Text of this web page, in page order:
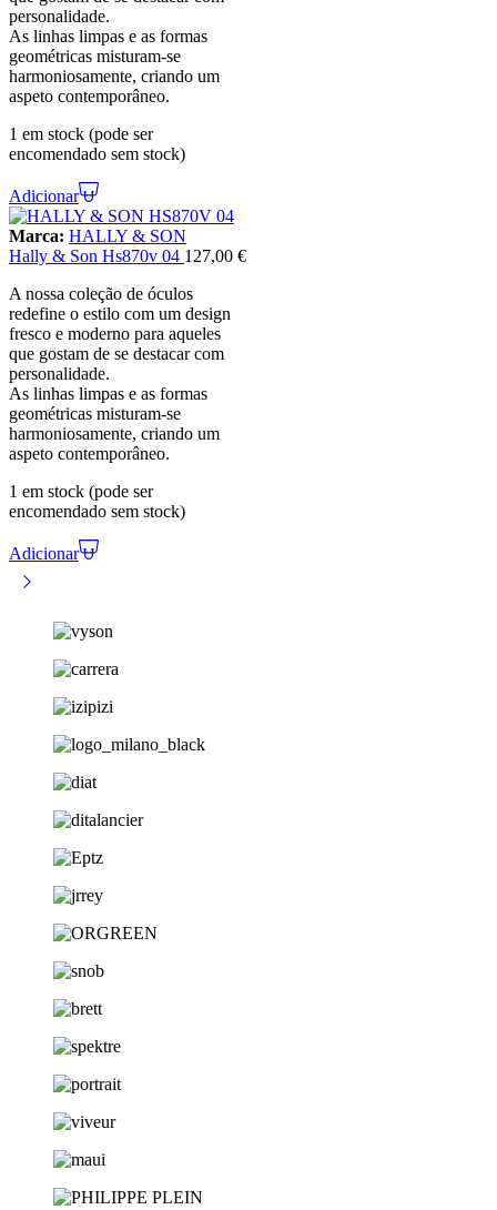
personalidade.
As linhas limpas e as formas
geométricas misturam-se
harmoniosamente, criando um
aspeto contemporâneo.
1 em stock (pode ser
encomendado sem stock)
Adicionar
Marca: HALLY & SON
Hally & Son Hs870v 04 127,00 €
A nossa coleção de óculos
redefine o estilo com um design
fresco e moderno para aqueles
que gostam de se destacar com
personalidade.
As linhas limpas e as formas
geométricas misturam-se
harmoniosamente, criando um
aspeto contemporâneo.
1 em stock (pode ser
encomendado sem stock)
Adicionar